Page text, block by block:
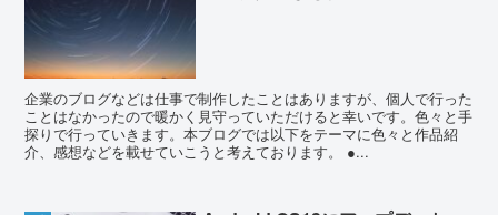
企業のブログなどは仕事で制作したことはありますが、個人で行った
ことはなかったので暖かく見守っていただけると幸いです。色々と手
探りで行っていきます。本ブログでは以下をテーマに色々と作品紹
介、感想などを載せていこうと考えております。 ●...